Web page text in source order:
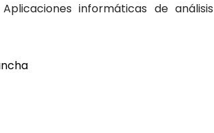
informáticas de análisis